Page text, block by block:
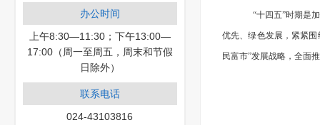
办公时间
上午8:30—11:30；下午13:00—
17:00（周一至周五，周末和节假
日除外）
联系电话
024-43103816
“十四五”时期是
优先、绿色发展，紧紧
民富市”发展战略，全面